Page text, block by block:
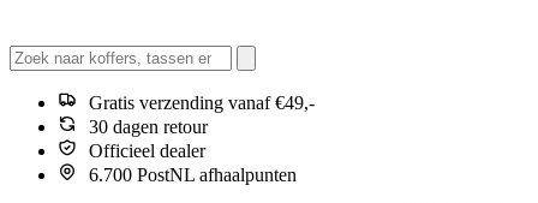
Gratis verzending vanaf €49,-
30 dagen retour
Officieel dealer
6.700 PostNL afhaalpunten